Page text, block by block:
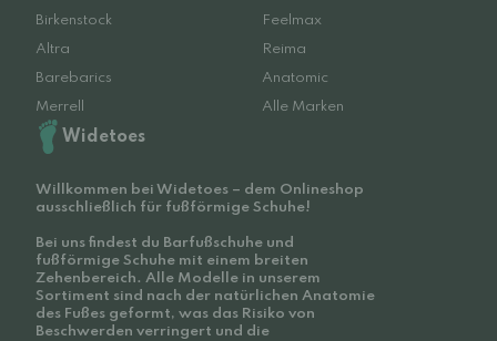
Birkenstock
Feelmax
Altra
Reima
Barebarics
Anatomic
Merrell
Alle Marken
Widetoes
Willkommen bei Widetoes – dem Onlineshop
ausschließlich für fußförmige Schuhe!
Bei uns findest du Barfußschuhe und
fußförmige Schuhe mit einem breiten
Zehenbereich. Alle Modelle in unserem
Sortiment sind nach der natürlichen Anatomie
des Fußes geformt, was das Risiko von
Beschwerden verringert und die